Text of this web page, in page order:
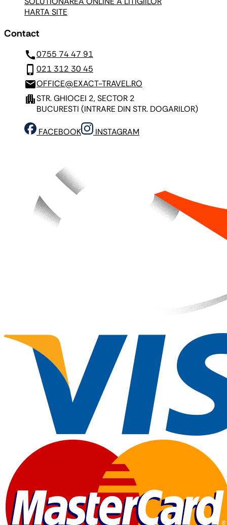
HARTA SITE
Contact
call0755 74 47 91
phone_iphone 021 312 30 45
mailOFFICE@EXACT-TRAVEL.RO
apartmentSTR. GHIOCEI 2, SECTOR 2
BUCURESTI (INTRARE DIN STR. DOGARILOR)
FACEBOOK INSTAGRAM